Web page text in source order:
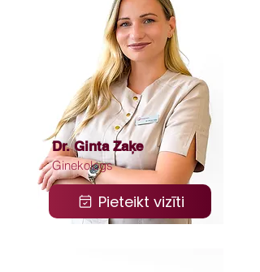
Dr. Ginta Zaķe
Ginekologs
Pieteikt vizīti